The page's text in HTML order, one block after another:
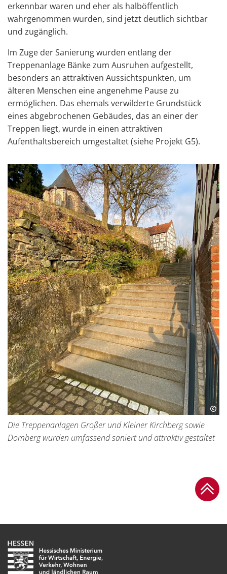
erkennbar waren und eher als halböffentlich
wahrgenommen wurden, sind jetzt deutlich sichtbar
und zugänglich.
Im Zuge der Sanierung wurden entlang der
Treppenanlage Bänke zum Ausruhen aufgestellt,
besonders an attraktiven Aussichtspunkten, um
älteren Menschen eine angenehme Pause zu
ermöglichen. Das ehemals verwilderte Grundstück
eines abgebrochenen Gebäudes, das an einer der
Treppen liegt, wurde in einen attraktiven
Aufenthaltsbereich umgestaltet (siehe Projekt G5).
Die Treppenanlagen Großer und Kleiner Kirchberg sowie
Domberg wurden umfassend saniert und attraktiv gestaltet
Zum